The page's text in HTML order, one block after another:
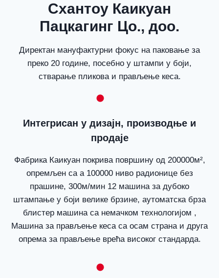
Схантоу Каикуан
Пацкагинг Цо., доо.
Директан мануфактурни фокус на паковање за
преко 20 године, посебно у штампи у боји,
стварање пликова и прављење кеса.
Интегрисан у дизајн, производње и
продаје
Фабрика Каикуан покрива површину од 200000м²,
опремљен са а 100000 ниво радионице без
прашине, 300м/мин 12 машина за дубоко
штампање у боји велике брзине, аутоматска брза
блистер машина са немачком технологијом ,
Машина за прављење кеса са осам страна и друга
опрема за прављење врећа високог стандарда.